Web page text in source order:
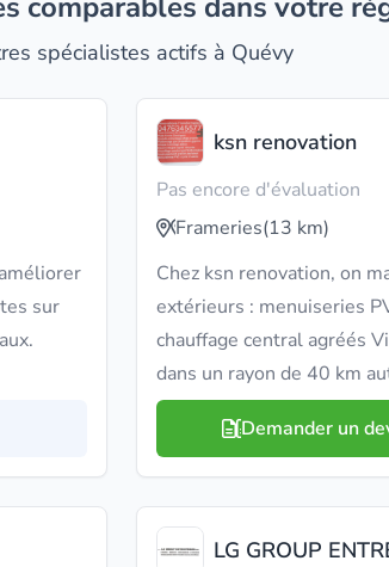
spécialistes actifs à Quévy
sur
ksn renovation
Pas encore d'évaluation
Frameries(13 km)
Chez ksn renovation, on
extérieurs : menuiseries
chauffage central agréés
dans un rayon de 40 km
Demander un
LG GROUP